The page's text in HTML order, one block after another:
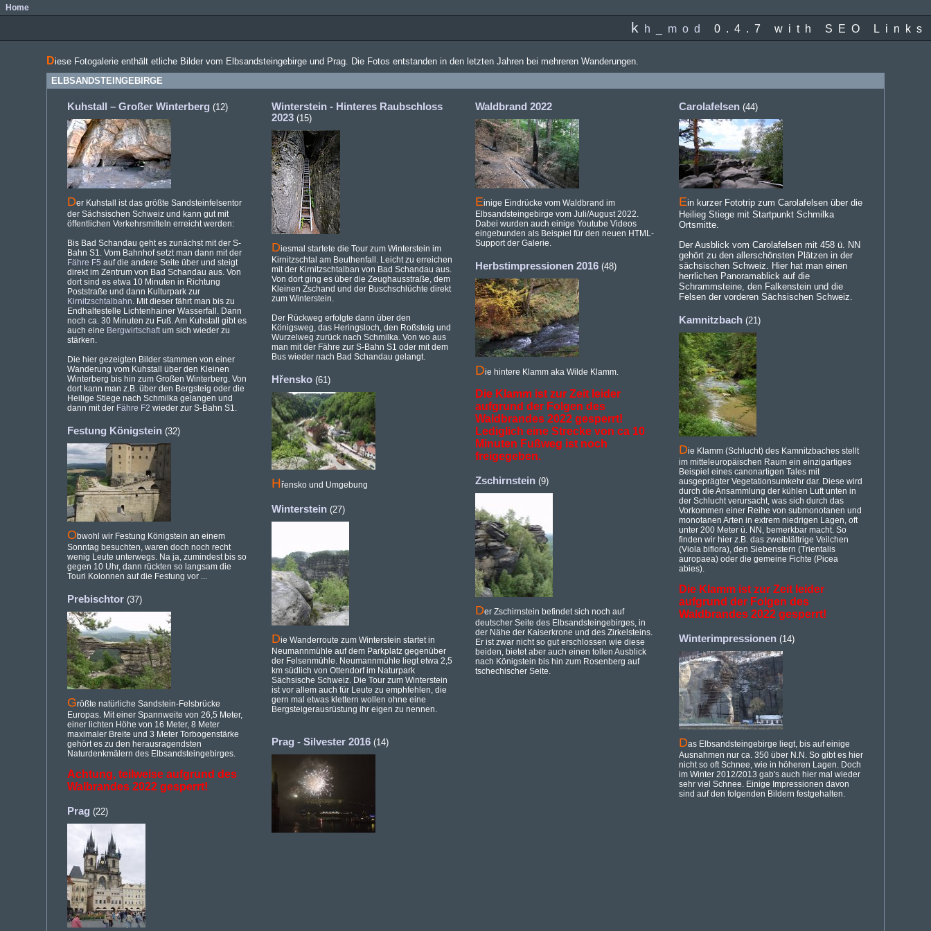
Home
k h_mod 0.4.7 with SEO Links
Diese Fotogalerie enthält etliche Bilder vom Elbsandsteingebirge und Prag. Die Fotos entstanden in den letzten Jahren bei mehreren Wanderungen.
ELBSANDSTEINGEBIRGE
Kuhstall – Großer Winterberg (12)
Der Kuhstall ist das größte Sandsteinfelsentor
der Sächsischen Schweiz und kann gut mit
öffentlichen Verkehrsmitteln erreicht werden:
Bis Bad Schandau geht es zunächst mit der S-
Bahn S1. Vom Bahnhof setzt man dann mit der
Fähre F5 auf die andere Seite über und steigt
direkt im Zentrum von Bad Schandau aus. Von
dort sind es etwa 10 Minuten in Richtung
Poststraße und dann Kulturpark zur
Kirnitzschtalbahn. Mit dieser fährt man bis zu
Endhaltestelle Lichtenhainer Wasserfall. Dann
noch ca. 30 Minuten zu Fuß. Am Kuhstall gibt es
auch eine Bergwirtschaftum sich wieder zu
stärken.
Die hier gezeigten Bilder stammen von einer
Wanderung vom Kuhstall über den Kleinen
Winterberg bis hin zum Großen Winterberg. Von
dort kann man z.B. über den Bergsteig oder die
Heilige Stiege nach Schmilka gelangen und
dann mit der Fähre F2 wieder zur S-Bahn S1.
Festung Königstein (32)
Obwohl wir Festung Königstein an einem
Sonntag besuchten, waren doch noch recht
wenig Leute unterwegs. Na ja, zumindest bis so
gegen 10 Uhr, dann rückten so langsam die
Touri Kolonnen auf die Festung vor ...
Prebischtor (37)
Größte natürliche Sandstein-Felsbrücke
Europas. Mit einer Spannweite von 26,5 Meter,
einer lichten Höhe von 16 Meter, 8 Meter
maximaler Breite und 3 Meter Torbogenstärke
gehört es zu den herausragendsten
Naturdenkmälern des Elbsandsteingebirges.
Achtung, teilweise aufgrund des
Walbrandes 2022 gesperrt!
Prag (22)
Winterstein - Hinteres Raubschloss
2023 (15)
Diesmal startete die Tour zum Winterstein im
Kirnitzschtal am Beuthenfall. Leicht zu erreichen
mit der Kirnitzschtalban von Bad Schandau aus.
Von dort ging es über die Zeughausstraße, dem
Kleinen Zschand und der Buschschlüchte direkt
zum Winterstein.
Der Rückweg erfolgte dann über den
Königsweg, das Heringsloch, den Roßsteig und
Wurzelweg zurück nach Schmilka. Von wo aus
man mit der Fähre zur S-Bahn S1 oder mit dem
Bus wieder nach Bad Schandau gelangt.
Hřensko (61)
Hřensko und Umgebung
Winterstein (27)
Die Wanderroute zum Winterstein startet in
Neumannmühle auf dem Parkplatz gegenüber
der Felsenmühle. Neumannmühle liegt etwa 2,5
km südlich von Ottendorf im Naturpark
Sächsische Schweiz. Die Tour zum Winterstein
ist vor allem auch für Leute zu emphfehlen, die
gern mal etwas klettern wollen ohne eine
Bergsteigerausrüstung ihr eigen zu nennen.
Prag - Silvester 2016 (14)
Waldbrand 2022
Einige Eindrücke vom Waldbrand im
Elbsandsteingebirge vom Juli/August 2022.
Dabei wurden auch einige Youtube Videos
eingebunden als Beispiel für den neuen HTML-
Support der Galerie.
Herbstimpressionen 2016 (48)
Die hintere Klamm aka Wilde Klamm.
Die Klamm ist zur Zeit leider
aufgrund der Folgen des
Waldbrandes 2022 gesperrt!
Lediglich eine Strecke von ca 10
Minuten Fußweg ist noch
freigegeben.
Zschirnstein (9)
Der Zschirnstein befindet sich noch auf
deutscher Seite des Elbsandsteingebirges, in
der Nähe der Kaiserkrone und des Zirkelsteins.
Er ist zwar nicht so gut erschlossen wie diese
beiden, bietet aber auch einen tollen Ausblick
nach Königstein bis hin zum Rosenberg auf
tschechischer Seite.
Carolafelsen (44)
Ein kurzer Fototrip zum Carolafelsen über die
Heilieg Stiege mit Startpunkt Schmilka
Ortsmitte.
Der Ausblick vom Carolafelsen mit 458 ü. NN
gehört zu den allerschönsten Plätzen in der
sächsischen Schweiz. Hier hat man einen
herrlichen Panoramablick auf die
Schrammsteine, den Falkenstein und die
Felsen der vorderen Sächsischen Schweiz.
Kamnitzbach (21)
Die Klamm (Schlucht) des Kamnitzbaches stellt
im mitteleuropäischen Raum ein einzigartiges
Beispiel eines canonartigen Tales mit
ausgeprägter Vegetationsumkehr dar. Diese wird
durch die Ansammlung der kühlen Luft unten in
der Schlucht verursacht, was sich durch das
Vorkommen einer Reihe von submonotanen und
monotanen Arten in extrem niedrigen Lagen, oft
unter 200 Meter ü. NN, bemerkbar macht. So
finden wir hier z.B. das zweiblättrige Veilchen
(Viola biflora), den Siebenstern (Trientalis
auropaea) oder die gemeine Fichte (Picea
abies).
Die Klamm ist zur Zeit leider
aufgrund der Folgen des
Waldbrandes 2022 gesperrt!
Winterimpressionen (14)
Das Elbsandsteingebirge liegt, bis auf einige
Ausnahmen nur ca. 350 über N.N. So gibt es hier
nicht so oft Schnee, wie in höheren Lagen. Doch
im Winter 2012/2013 gab's auch hier mal wieder
sehr viel Schnee. Einige Impressionen davon
sind auf den folgenden Bildern festgehalten.